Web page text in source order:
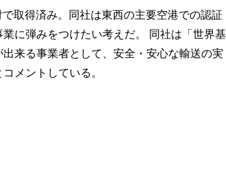
取得済み。同社は東西の主要空港での認証
に弾みをつけたい考えだ。 同社は「世界基
来る事業者として、安全・安心な輸送の実
メントしている。